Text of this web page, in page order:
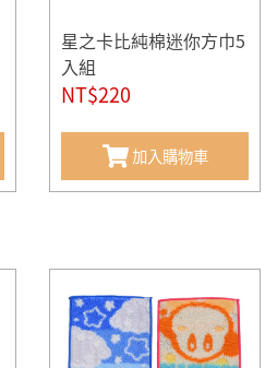
星之卡比純棉迷你方巾5
入組
NT$220
加入購物車